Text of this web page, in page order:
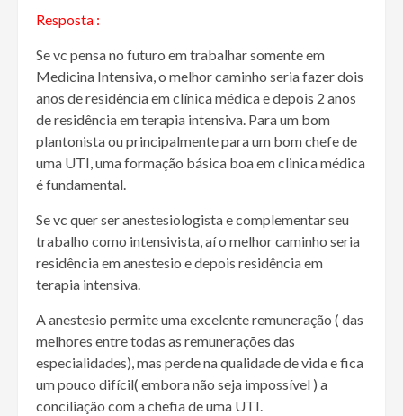
Resposta :
Se vc pensa no futuro em trabalhar somente em
Medicina Intensiva, o melhor caminho seria fazer dois
anos de residência em clínica médica e depois 2 anos
de residência em terapia intensiva. Para um bom
plantonista ou principalmente para um bom chefe de
uma UTI, uma formação básica boa em clinica médica
é fundamental.
Se vc quer ser anestesiologista e complementar seu
trabalho como intensivista, aí o melhor caminho seria
residência em anestesio e depois residência em
terapia intensiva.
A anestesio permite uma excelente remuneração ( das
melhores entre todas as remunerações das
especialidades), mas perde na qualidade de vida e fica
um pouco difícil( embora não seja impossível ) a
conciliação com a chefia de uma UTI.